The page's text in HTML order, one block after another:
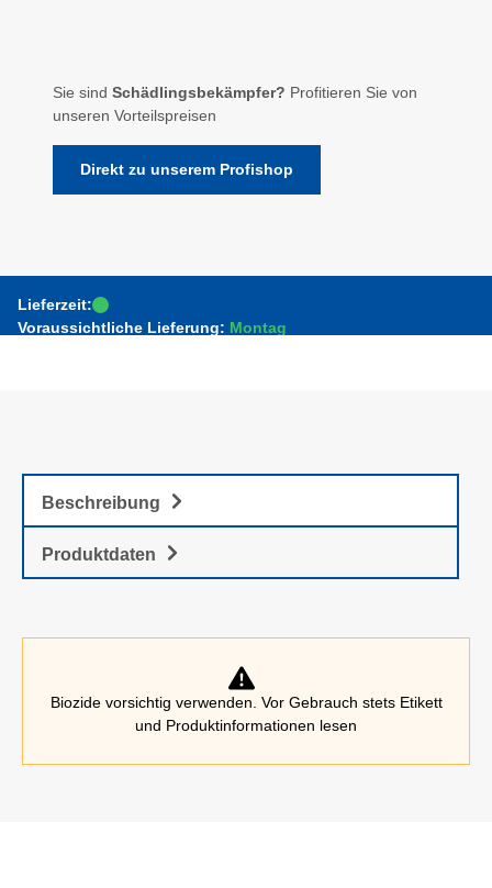
Sie sind Schädlingsbekämpfer? Profitieren Sie von
unseren Vorteilspreisen
Direkt zu unserem Profishop
Lieferzeit:
Voraussichtliche Lieferung: Montag
Beschreibung
Produktdaten
Biozide vorsichtig verwenden. Vor Gebrauch stets Etikett
und Produktinformationen lesen